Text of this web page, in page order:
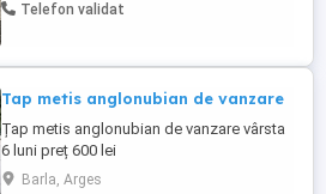
Telefon validat
Tap metis anglonubian de vanzare
Țap metis anglonubian de vanzare vârsta
6 luni preț 600 lei
Barla, Arges